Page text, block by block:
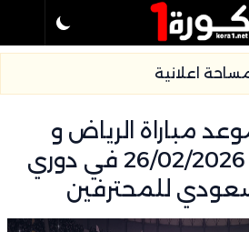
اعلانية
مباراة الرياض و
الأهلي بتاريخ 26/02/2026 في دوري
للمحترفين